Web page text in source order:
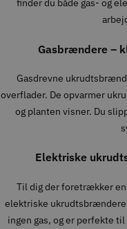
finder du både gas- og
Gasbrændere –
Gasdrevne
overflader. De opvarmer
og planten visner. Du
Elektriske
Til dig der foretrækker
elektriske
ingen gas, og er perfekte